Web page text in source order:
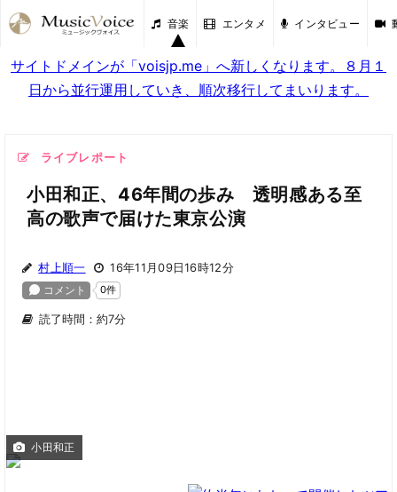
音楽 エンタメ インタビュー
サイトドメインが「voisjp.me」へ新しくなります。８月１
日から並行運用していき、順次移行してまいります。
ライブレポート
小田和正、46年間の歩み 透明感ある至
高の歌声で届けた東京公演
村上順一 16年11月09日16時12分
読了時間：約7分
小田和正